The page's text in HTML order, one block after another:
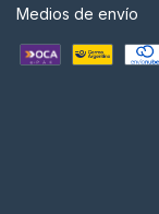
Medios de envío